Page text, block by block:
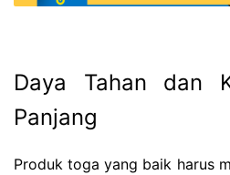
Daya Tahan dan
Panjang
Produk toga yang baik harus